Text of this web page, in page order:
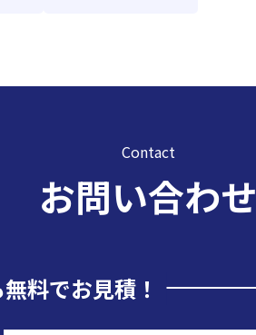
Contact
お問い合わせ
料でお見積！